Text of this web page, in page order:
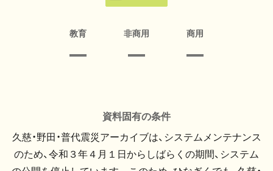
教育 非商用 商用
資料固有の条件
久慈・野田・普代震災アーカイブは、システムメンテナンス
のため、令和３年４月１日からしばらくの期間、システム